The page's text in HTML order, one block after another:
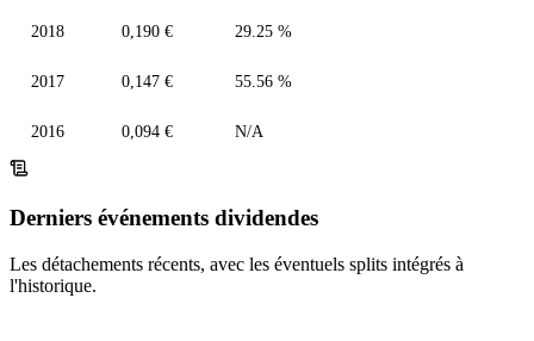
2018 0,190 € 29.25 %
2017 0,147 € 55.56 %
2016 0,094 € N/A
Derniers événements dividendes
Les détachements récents, avec les éventuels splits intégrés à
l'historique.